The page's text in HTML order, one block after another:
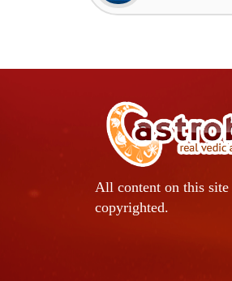
All content on this site
copyrighted.